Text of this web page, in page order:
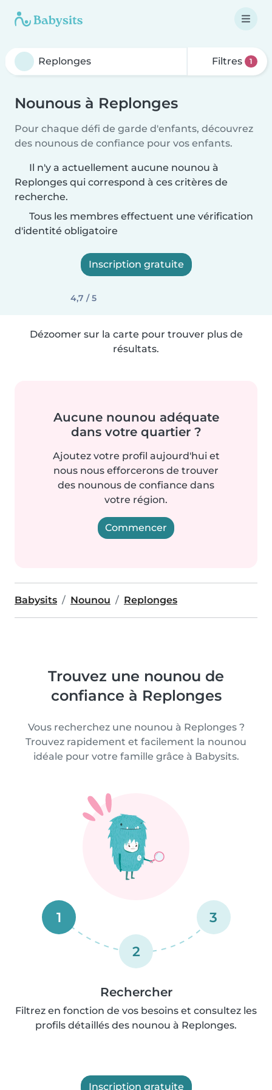
Filtres 1
Nounous à Replonges
Pour chaque défi de garde d'enfants, découvrez
des nounous de confiance pour vos enfants.
Il n'y a actuellement aucune nounou à
Replonges qui correspond à ces critères de
recherche.
Tous les membres effectuent une vérification
d'identité obligatoire
Inscription gratuite
4,7 / 5
Dézoomer sur la carte pour trouver plus de
résultats.
Aucune nounou adéquate
dans votre quartier ?
Ajoutez votre profil aujourd'hui et
nous nous efforcerons de trouver
des nounous de confiance dans
votre région.
Commencer
Babysits Nounou Replonges
Trouvez une nounou de
confiance à Replonges
Vous recherchez une nounou à Replonges ?
Trouvez rapidement et facilement la nounou
idéale pour votre famille grâce à Babysits.
1
2
3
Rechercher
Filtrez en fonction de vos besoins et consultez les
profils détaillés des nounou à Replonges.
Inscription gratuite